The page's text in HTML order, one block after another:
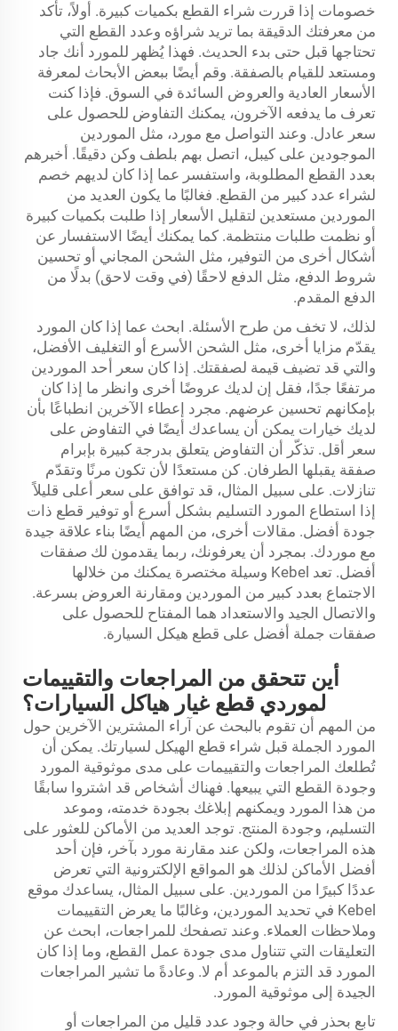
خصومات إذا قررت شراء القطع بكميات كبيرة. أولاً، تأكد
من معرفتك الدقيقة بما تريد شراؤه وعدد القطع التي
تحتاجها قبل حتى بدء الحديث. فهذا يُظهر للمورد أنك جاد
ومستعد للقيام بالصفقة. وقم أيضًا ببعض الأبحاث لمعرفة
الأسعار العادية والعروض السائدة في السوق. فإذا كنت
تعرف ما يدفعه الآخرون، يمكنك التفاوض للحصول على
سعر عادل. وعند التواصل مع مورد، مثل الموردين
الموجودين على كيبل، اتصل بهم بلطف وكن دقيقًا. أخبرهم
بعدد القطع المطلوبة، واستفسر عما إذا كان لديهم خصم
لشراء عدد كبير من القطع. فغالبًا ما يكون العديد من
الموردين مستعدين لتقليل الأسعار إذا طلبت بكميات كبيرة
أو نظمت طلبات منتظمة. كما يمكنك أيضًا الاستفسار عن
أشكال أخرى من التوفير، مثل الشحن المجاني أو تحسين
شروط الدفع، مثل الدفع لاحقًا (في وقت لاحق) بدلًا من
الدفع المقدم.
لذلك، لا تخف من طرح الأسئلة. ابحث عما إذا كان المورد
يقدّم مزايا أخرى، مثل الشحن الأسرع أو التغليف الأفضل،
والتي قد تضيف قيمة لصفقتك. إذا كان سعر أحد الموردين
مرتفعًا جدًا، فقل إن لديك عروضًا أخرى وانظر ما إذا كان
بإمكانهم تحسين عرضهم. مجرد إعطاء الآخرين انطباعًا بأن
لديك خيارات يمكن أن يساعدك أيضًا في التفاوض على
سعر أقل. تذكّر أن التفاوض يتعلق بدرجة كبيرة بإبرام
صفقة يقبلها الطرفان. كن مستعدًا لأن تكون مرنًا وتقدّم
تنازلات. على سبيل المثال، قد توافق على سعر أعلى قليلاً
إذا استطاع المورد التسليم بشكل أسرع أو توفير قطع ذات
جودة أفضل. مقالات أخرى، من المهم أيضًا بناء علاقة جيدة
مع موردك. بمجرد أن يعرفونك، ربما يقدمون لك صفقات
أفضل. تعد Kebel وسيلة مختصرة يمكنك من خلالها
الاجتماع بعدد كبير من الموردين ومقارنة العروض بسرعة.
والاتصال الجيد والاستعداد هما المفتاح للحصول على
صفقات جملة أفضل على قطع هيكل السيارة.
أين تتحقق من المراجعات والتقييمات
لموردي قطع غيار هياكل السيارات؟
من المهم أن تقوم بالبحث عن آراء المشترين الآخرين حول
المورد الجملة قبل شراء قطع الهيكل لسيارتك. يمكن أن
تُطلعك المراجعات والتقييمات على مدى موثوقية المورد
وجودة القطع التي يبيعها. فهناك أشخاص قد اشتروا سابقًا
من هذا المورد ويمكنهم إبلاغك بجودة خدمته، وموعد
التسليم، وجودة المنتج. توجد العديد من الأماكن للعثور على
هذه المراجعات، ولكن عند مقارنة مورد بآخر، فإن أحد
أفضل الأماكن لذلك هو المواقع الإلكترونية التي تعرض
عددًا كبيرًا من الموردين. على سبيل المثال، يساعدك موقع
Kebel في تحديد الموردين، وغالبًا ما يعرض التقييمات
وملاحظات العملاء. وعند تصفحك للمراجعات، ابحث عن
التعليقات التي تتناول مدى جودة عمل القطع، وما إذا كان
المورد قد التزم بالموعد أم لا. وعادةً ما تشير المراجعات
الجيدة إلى موثوقية المورد.
تابع بحذر في حالة وجود عدد قليل من المراجعات أو